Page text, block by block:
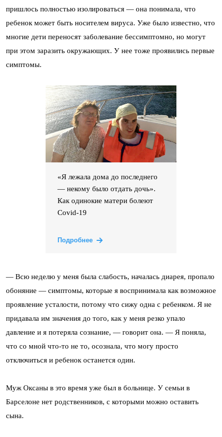
пришлось полностью изолироваться — она понимала, что
ребенок может быть носителем вируса. Уже было известно, что
многие дети переносят заболевание бессимптомно, но могут
при этом заразить окружающих. У нее тоже проявились первые
симптомы.
«Я лежала дома до последнего
— некому было отдать дочь».
Как одинокие матери болеют
Covid-19
Подробнее
— Всю неделю у меня была слабость, началась диарея, пропало
обоняние — симптомы, которые я воспринимала как возможное
проявление усталости, потому что сижу одна с ребенком. Я не
придавала им значения до того, как у меня резко упало
давление и я потеряла сознание, — говорит она. — Я поняла,
что со мной что-то не то, осознала, что могу просто
отключиться и ребенок останется один.
Муж Оксаны в это время уже был в больнице. У семьи в
Барселоне нет родственников, с которыми можно оставить
сына.